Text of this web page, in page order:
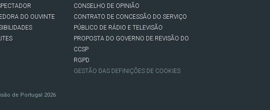
DO OUVINTE
CONSELHO DE OPINIÃO
CONTRATO DE CONCESSÃO DO SERVIÇO
PÚBLICO DE RÁDIO E TELEVISÃO
PROPOSTA DO GOVERNO DE REVISÃO DO
CCSP
RGPD
GESTÃO DAS DEFINIÇÕES DE COOKIES
de Portugal 2026